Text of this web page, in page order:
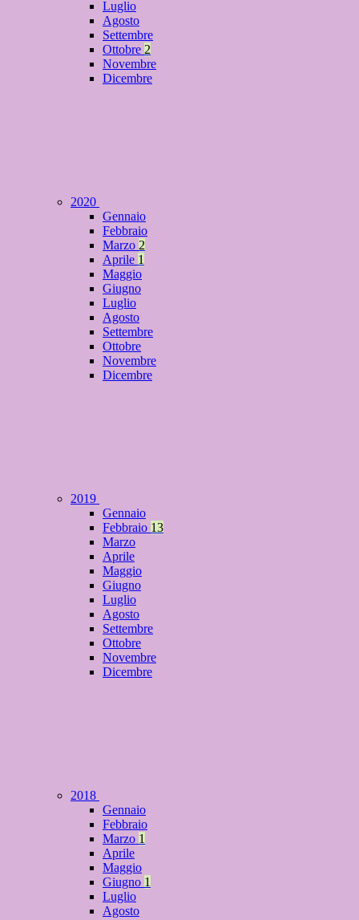
Luglio
Agosto
Settembre
Ottobre 2
Novembre
Dicembre
2020
Gennaio
Febbraio
Marzo 2
Aprile 1
Maggio
Giugno
Luglio
Agosto
Settembre
Ottobre
Novembre
Dicembre
2019
Gennaio
Febbraio 13
Marzo
Aprile
Maggio
Giugno
Luglio
Agosto
Settembre
Ottobre
Novembre
Dicembre
2018
Gennaio
Febbraio
Marzo 1
Aprile
Maggio
Giugno 1
Luglio
Agosto